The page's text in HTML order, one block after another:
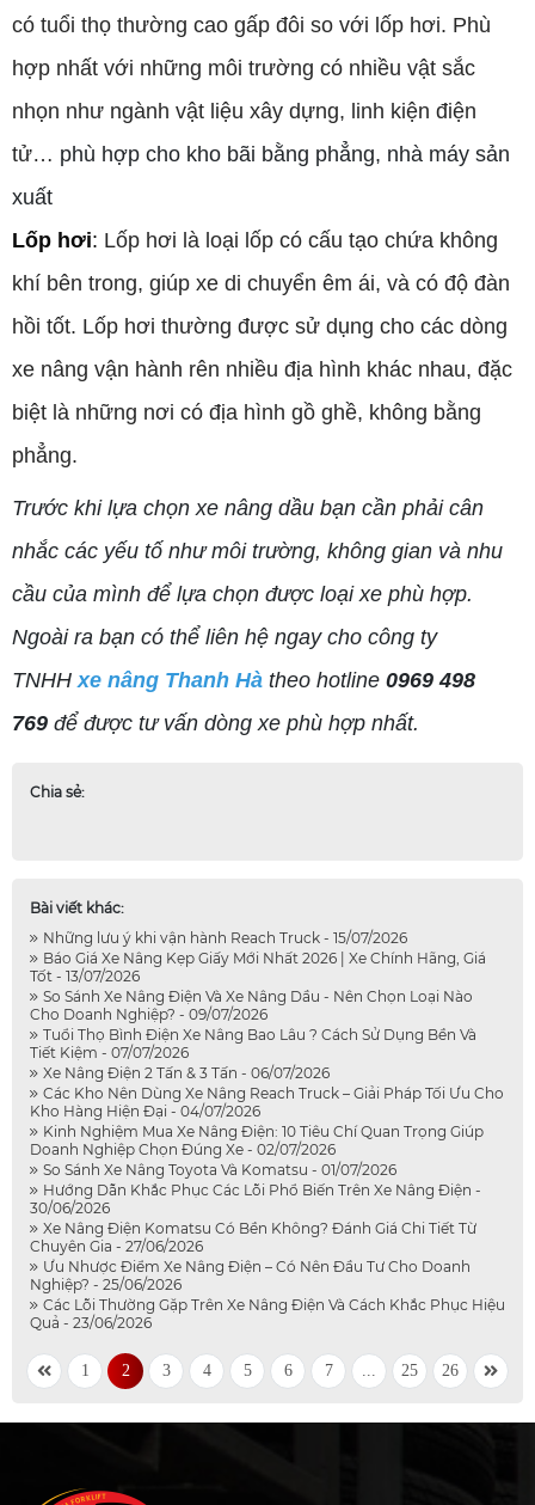
có tuổi thọ thường cao gấp đôi so với lốp hơi. Phù
hợp nhất với những môi trường có nhiều vật sắc
nhọn như ngành vật liệu xây dựng, linh kiện điện
tử… phù hợp cho kho bãi bằng phẳng, nhà máy sản
xuất
Lốp hơi: Lốp hơi là loại lốp có cấu tạo chứa không
khí bên trong, giúp xe di chuyển êm ái, và có độ đàn
hồi tốt. Lốp hơi thường được sử dụng cho các dòng
xe nâng vận hành rên nhiều địa hình khác nhau, đặc
biệt là những nơi có địa hình gồ ghề, không bằng
phẳng.
Trước khi lựa chọn xe nâng dầu bạn cần phải cân
nhắc các yếu tố như môi trường, không gian và nhu
cầu của mình để lựa chọn được loại xe phù hợp.
Ngoài ra bạn có thể liên hệ ngay cho công ty
TNHH xe nâng Thanh Hà theo hotline 0969 498
769 để được tư vấn dòng xe phù hợp nhất.
Chia sẻ:
Bài viết khác:
Những lưu ý khi vận hành Reach Truck - 15/07/2026
Báo Giá Xe Nâng Kẹp Giấy Mới Nhất 2026 | Xe Chính Hãng, Giá
Tốt - 13/07/2026
So Sánh Xe Nâng Điện Và Xe Nâng Dầu - Nên Chọn Loại Nào
Cho Doanh Nghiệp? - 09/07/2026
Tuổi Thọ Bình Điện Xe Nâng Bao Lâu ? Cách Sử Dụng Bền Và
Tiết Kiệm - 07/07/2026
Xe Nâng Điện 2 Tấn & 3 Tấn - 06/07/2026
Các Kho Nên Dùng Xe Nâng Reach Truck – Giải Pháp Tối Ưu Cho
Kho Hàng Hiện Đại - 04/07/2026
Kinh Nghiệm Mua Xe Nâng Điện: 10 Tiêu Chí Quan Trọng Giúp
Doanh Nghiệp Chọn Đúng Xe - 02/07/2026
So Sánh Xe Nâng Toyota Và Komatsu - 01/07/2026
Hướng Dẫn Khắc Phục Các Lỗi Phổ Biến Trên Xe Nâng Điện -
30/06/2026
Xe Nâng Điện Komatsu Có Bền Không? Đánh Giá Chi Tiết Từ
Chuyên Gia - 27/06/2026
Ưu Nhược Điểm Xe Nâng Điện – Có Nên Đầu Tư Cho Doanh
Nghiệp? - 25/06/2026
Các Lỗi Thường Gặp Trên Xe Nâng Điện Và Cách Khắc Phục Hiệu
Quả - 23/06/2026
1 2 3 4 5 6 7 25 26